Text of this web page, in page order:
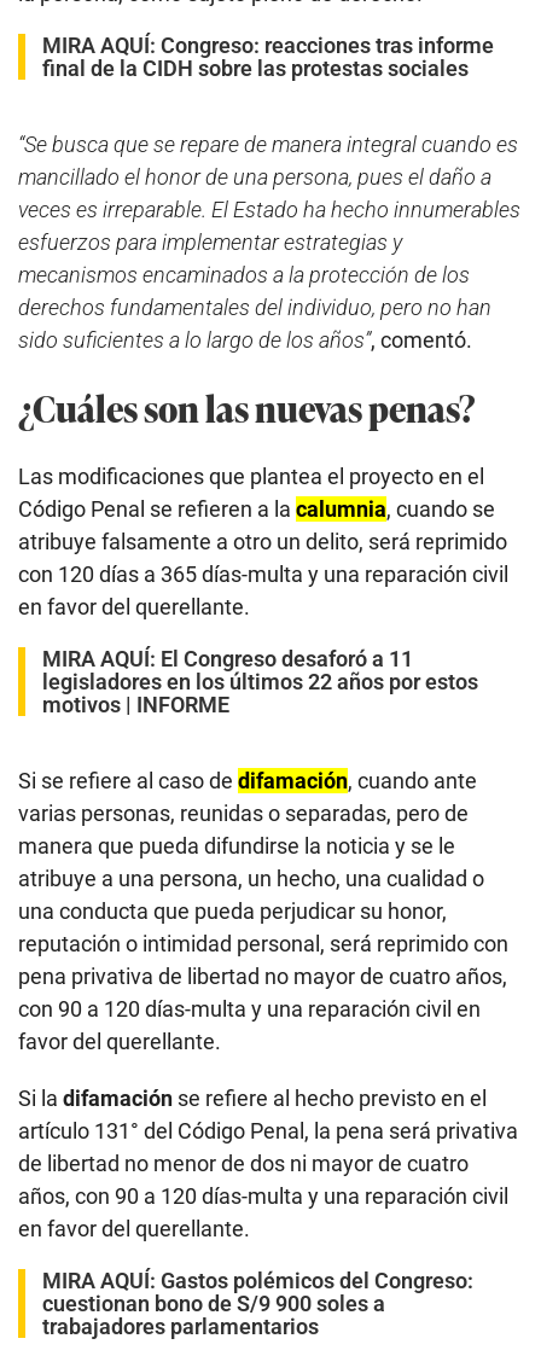
MIRA AQUÍ: Congreso: reacciones tras informe
final de la CIDH sobre las protestas sociales
“Se busca que se repare de manera integral cuando es
mancillado el honor de una persona, pues el daño a
veces es irreparable. El Estado ha hecho innumerables
esfuerzos para implementar estrategias y
mecanismos encaminados a la protección de los
derechos fundamentales del individuo, pero no han
sido suficientes a lo largo de los años”, comentó.
¿Cuáles son las nuevas penas?
Las modificaciones que plantea el proyecto en el
Código Penal se refieren a la calumnia, cuando se
atribuye falsamente a otro un delito, será reprimido
con 120 días a 365 días-multa y una reparación civil
en favor del querellante.
MIRA AQUÍ: El Congreso desaforó a 11
legisladores en los últimos 22 años por estos
motivos | INFORME
Si se refiere al caso de difamación, cuando ante
varias personas, reunidas o separadas, pero de
manera que pueda difundirse la noticia y se le
atribuye a una persona, un hecho, una cualidad o
una conducta que pueda perjudicar su honor,
reputación o intimidad personal, será reprimido con
pena privativa de libertad no mayor de cuatro años,
con 90 a 120 días-multa y una reparación civil en
favor del querellante.
Si la difamación se refiere al hecho previsto en el
artículo 131° del Código Penal, la pena será privativa
de libertad no menor de dos ni mayor de cuatro
años, con 90 a 120 días-multa y una reparación civil
en favor del querellante.
MIRA AQUÍ: Gastos polémicos del Congreso:
cuestionan bono de S/9 900 soles a
trabajadores parlamentarios